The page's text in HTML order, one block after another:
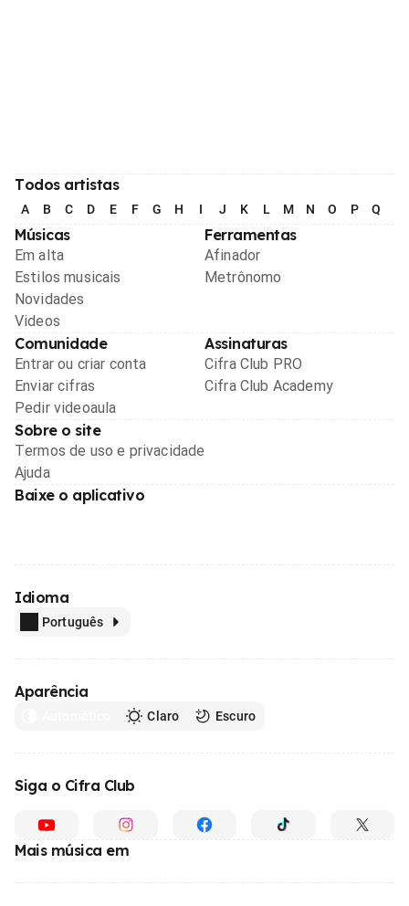
Todos artistas
A B C D E F G H I J K L M N O P Q
Músicas
Em alta
Estilos musicais
Novidades
Videos
Ferramentas
Afinador
Metrônomo
Comunidade
Entrar ou criar conta
Enviar cifras
Pedir videoaula
Assinaturas
Cifra Club PRO
Cifra Club Academy
Sobre o site
Termos de uso e privacidade
Ajuda
Baixe o aplicativo
Idioma
Português
Aparência
Claro Escuro
Siga o Cifra Club
Mais música em